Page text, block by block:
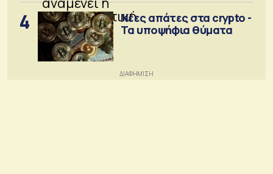
4
Νέες απάτες στα crypto -
Τα υποψήφια θύματα